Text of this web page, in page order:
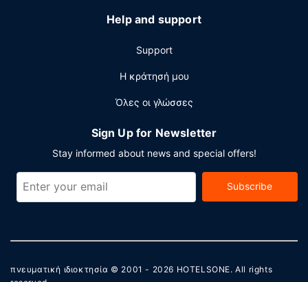
Help and support
Support
Η κράτησή μου
Όλες οι γλώσσες
Sign Up for Newsletter
Stay informed about news and special offers!
Subscribe
πνευματική ιδιοκτησία © 2001 - 2026 HOTELSONE. All rights